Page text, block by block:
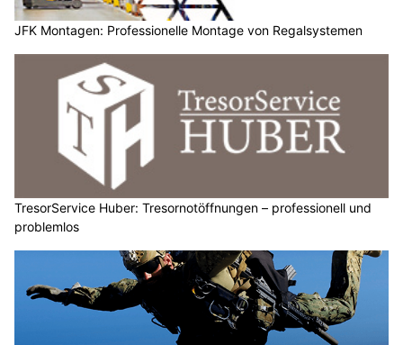
JFK Montagen: Professionelle Montage von Regalsystemen
TresorService Huber: Tresornotöffnungen – professionell und
problemlos